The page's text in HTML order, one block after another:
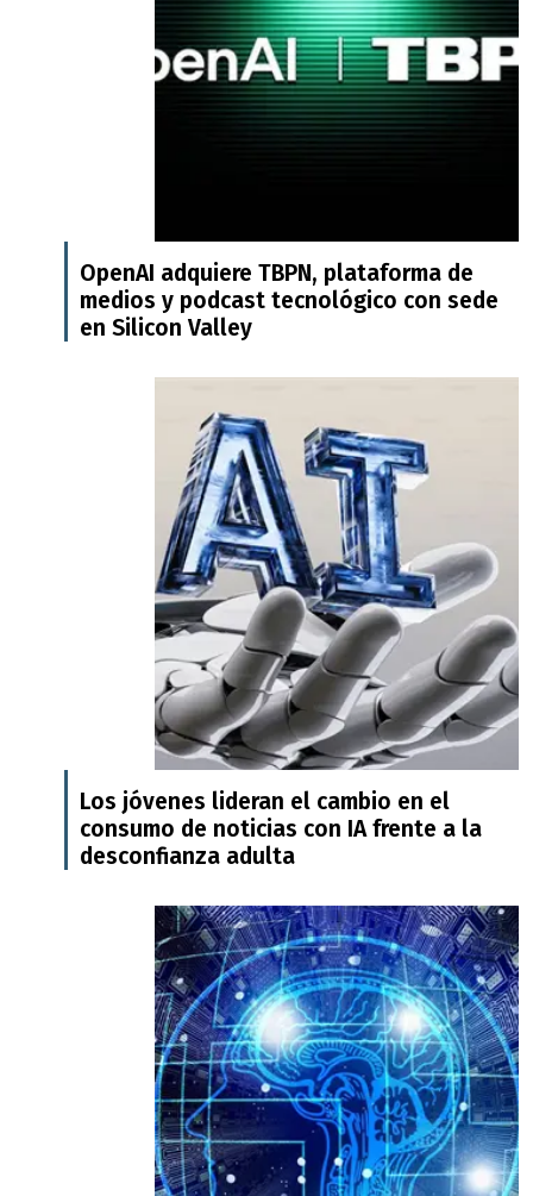
OpenAI adquiere TBPN, plataforma de
medios y podcast tecnológico con sede
en Silicon Valley
Los jóvenes lideran el cambio en el
consumo de noticias con IA frente a la
desconfianza adulta